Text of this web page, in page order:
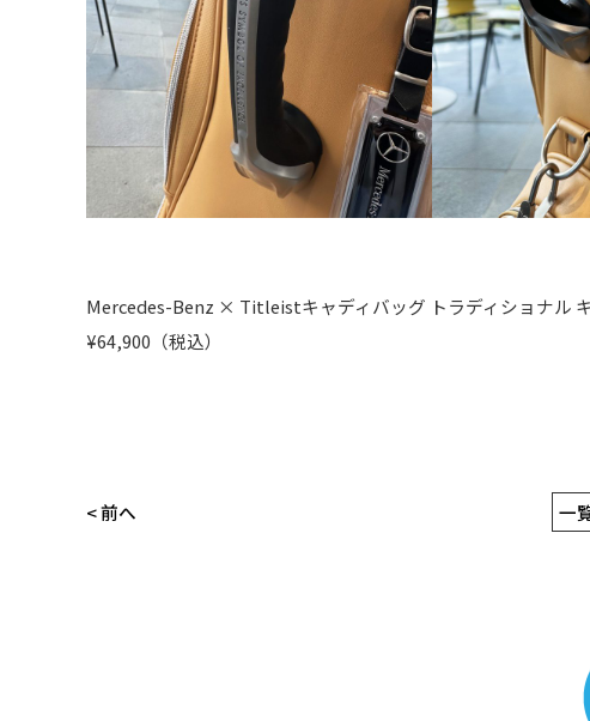
Mercedes-Benz × Titleistキャディバッグ トラディショナル
¥64,900（税込）
<前へ 一